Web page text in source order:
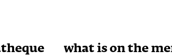
what is on the